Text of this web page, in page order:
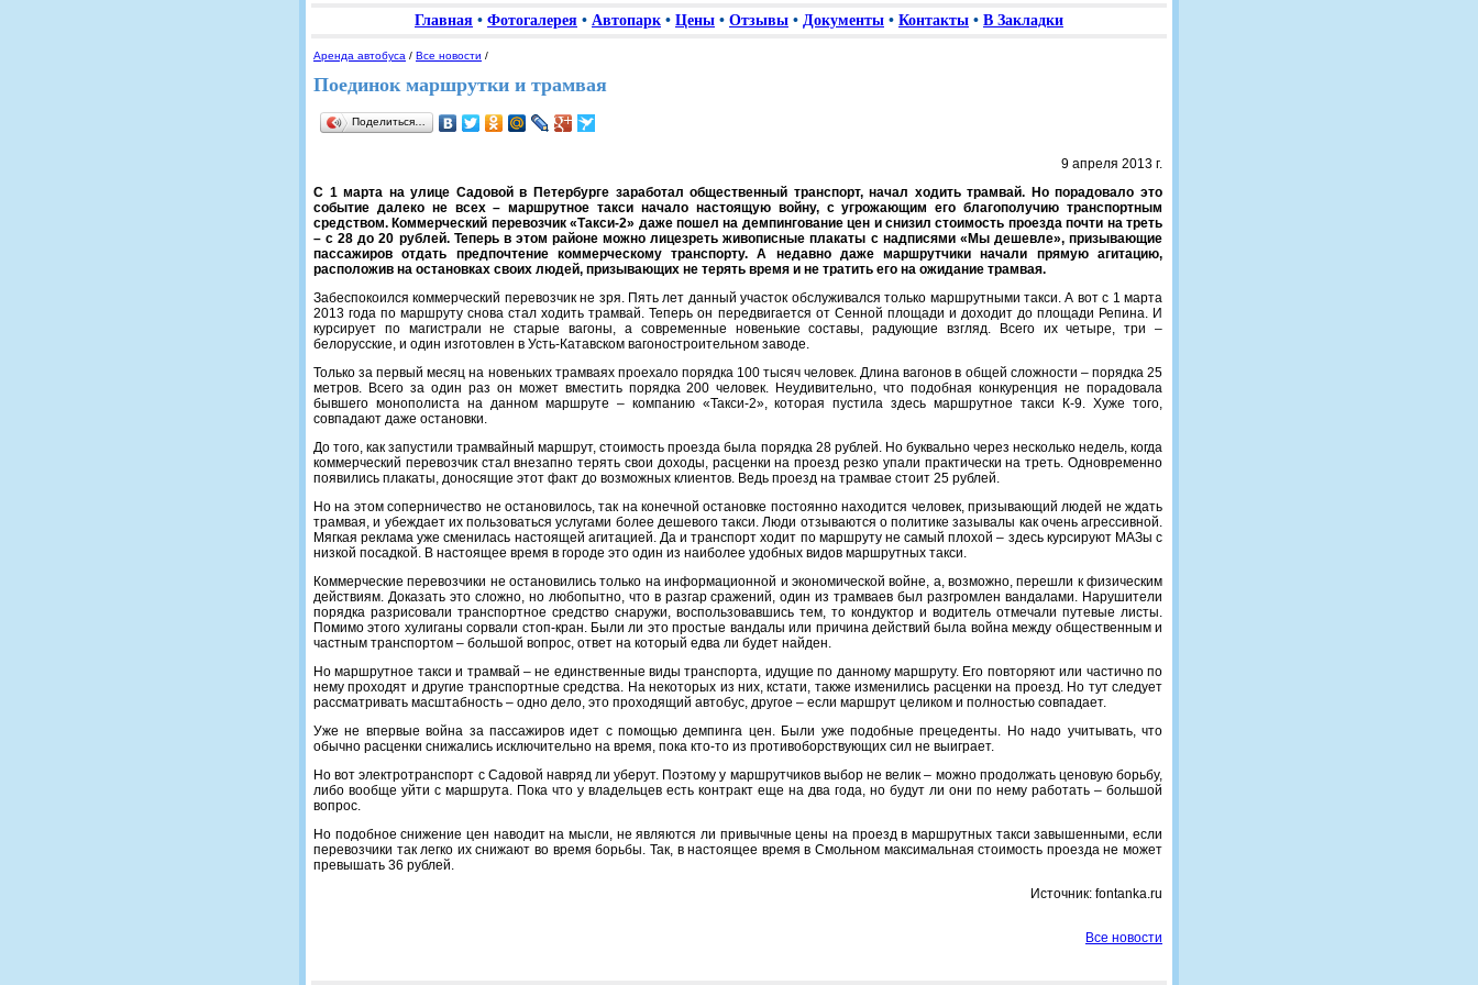
Главная • Фотогалерея • Автопарк • Цены • Отзывы • Документы • Контакты • В Закладки
Аренда автобуса / Все новости /
Поединок маршрутки и трамвая
Поделиться…
9 апреля 2013 г.
С 1 марта на улице Садовой в Петербурге заработал общественный транспорт, начал ходить трамвай. Но порадовало это
событие далеко не всех – маршрутное такси начало настоящую войну, с угрожающим его благополучию транспортным
средством. Коммерческий перевозчик «Такси-2» даже пошел на демпингование цен и снизил стоимость проезда почти на треть
– с 28 до 20 рублей. Теперь в этом районе можно лицезреть живописные плакаты с надписями «Мы дешевле», призывающие
пассажиров отдать предпочтение коммерческому транспорту. А недавно даже маршрутчики начали прямую агитацию,
расположив на остановках своих людей, призывающих не терять время и не тратить его на ожидание трамвая.
Забеспокоился коммерческий перевозчик не зря. Пять лет данный участок обслуживался только маршрутными такси. А вот с 1 марта
2013 года по маршруту снова стал ходить трамвай. Теперь он передвигается от Сенной площади и доходит до площади Репина. И
курсирует по магистрали не старые вагоны, а современные новенькие составы, радующие взгляд. Всего их четыре, три –
белорусские, и один изготовлен в Усть-Катавском вагоностроительном заводе.
Только за первый месяц на новеньких трамваях проехало порядка 100 тысяч человек. Длина вагонов в общей сложности – порядка 25
метров. Всего за один раз он может вместить порядка 200 человек. Неудивительно, что подобная конкуренция не порадовала
бывшего монополиста на данном маршруте – компанию «Такси-2», которая пустила здесь маршрутное такси К-9. Хуже того,
совпадают даже остановки.
До того, как запустили трамвайный маршрут, стоимость проезда была порядка 28 рублей. Но буквально через несколько недель, когда
коммерческий перевозчик стал внезапно терять свои доходы, расценки на проезд резко упали практически на треть. Одновременно
появились плакаты, доносящие этот факт до возможных клиентов. Ведь проезд на трамвае стоит 25 рублей.
Но на этом соперничество не остановилось, так на конечной остановке постоянно находится человек, призывающий людей не ждать
трамвая, и убеждает их пользоваться услугами более дешевого такси. Люди отзываются о политике зазывалы как очень агрессивной.
Мягкая реклама уже сменилась настоящей агитацией. Да и транспорт ходит по маршруту не самый плохой – здесь курсируют МАЗы с
низкой посадкой. В настоящее время в городе это один из наиболее удобных видов маршрутных такси.
Коммерческие перевозчики не остановились только на информационной и экономической войне, а, возможно, перешли к физическим
действиям. Доказать это сложно, но любопытно, что в разгар сражений, один из трамваев был разгромлен вандалами. Нарушители
порядка разрисовали транспортное средство снаружи, воспользовавшись тем, то кондуктор и водитель отмечали путевые листы.
Помимо этого хулиганы сорвали стоп-кран. Были ли это простые вандалы или причина действий была война между общественным и
частным транспортом – большой вопрос, ответ на который едва ли будет найден.
Но маршрутное такси и трамвай – не единственные виды транспорта, идущие по данному маршруту. Его повторяют или частично по
нему проходят и другие транспортные средства. На некоторых из них, кстати, также изменились расценки на проезд. Но тут следует
рассматривать масштабность – одно дело, это проходящий автобус, другое – если маршрут целиком и полностью совпадает.
Уже не впервые война за пассажиров идет с помощью демпинга цен. Были уже подобные прецеденты. Но надо учитывать, что
обычно расценки снижались исключительно на время, пока кто-то из противоборствующих сил не выиграет.
Но вот электротранспорт с Садовой навряд ли уберут. Поэтому у маршрутчиков выбор не велик – можно продолжать ценовую борьбу,
либо вообще уйти с маршрута. Пока что у владельцев есть контракт еще на два года, но будут ли они по нему работать – большой
вопрос.
Но подобное снижение цен наводит на мысли, не являются ли привычные цены на проезд в маршрутных такси завышенными, если
перевозчики так легко их снижают во время борьбы. Так, в настоящее время в Смольном максимальная стоимость проезда не может
превышать 36 рублей.
Источник: fontanka.ru
Все новости